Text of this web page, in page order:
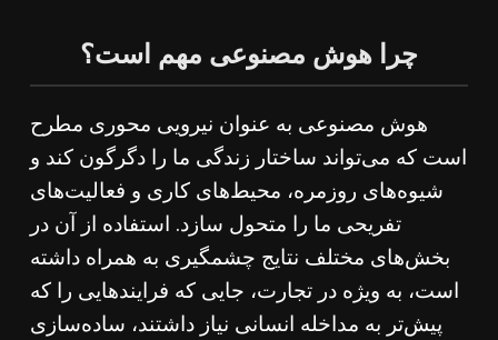
چرا هوش مصنوعی مهم است؟
هوش مصنوعی به عنوان نیرویی محوری مطرح
است که می‌تواند ساختار زندگی ما را دگرگون کند و
شیوه‌های روزمره، محیط‌های کاری و فعالیت‌های
تفریحی ما را متحول سازد. استفاده از آن در
بخش‌های مختلف نتایج چشمگیری به همراه داشته
است، به ویژه در تجارت، جایی که فرایندهایی را که
پیش‌تر به مداخله انسانی نیاز داشتند، ساده‌سازی